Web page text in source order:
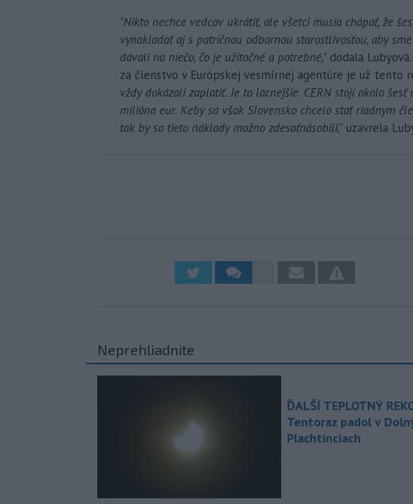
"Nikto nechce vedcov ukrátiť, ale všetci musia chápať, že
vynakladať aj s patričnou odbornou starostlivosťou, aby
dávali na niečo, čo je užitočné a potrebné," dodala
za členstvo v Európskej vesmírnej agentúre je už tento
vždy dokázali zaplatiť. Je to lacnejšie. CERN stojí okolo
milióna eur. Keby sa však Slovensko chcelo stať riadnym
tak by sa tieto náklady možno zdesaťnásobili," uzavrela
Neprehliadnite
ĎALŠÍ TEPLOTNÝ
Tentoraz padol v
Plachtinciach